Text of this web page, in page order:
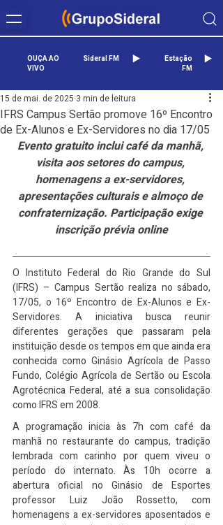
OUÇA AO
VIVO
Sideral FM
Estação
FM
IFRS Campus Sertão promove 16º Encontro
de Ex-Alunos e Ex-Servidores no dia 17/05
15 de mai. de 2025 3 min de leitura
Evento gratuito inclui café da manhã,
visita aos setores do campus,
homenagens a ex-servidores,
apresentações culturais e almoço de
confraternização. Participação exige
inscrição prévia online
O Instituto Federal do Rio Grande do Sul
(IFRS) – Campus Sertão realiza no sábado,
17/05, o 16º Encontro de Ex-Alunos e Ex-
Servidores. A iniciativa busca reunir
diferentes gerações que passaram pela
instituição desde os tempos em que ainda era
conhecida como Ginásio Agrícola de Passo
Fundo, Colégio Agrícola de Sertão ou Escola
Agrotécnica Federal, até a sua consolidação
como IFRS em 2008.
A programação inicia às 7h com café da
manhã no restaurante do campus, tradição
lembrada com carinho por quem viveu o
período do internato. Às 10h ocorre a
abertura oficial no Ginásio de Esportes
professor Luiz João Rossetto, com
homenagens a ex-servidores aposentados e